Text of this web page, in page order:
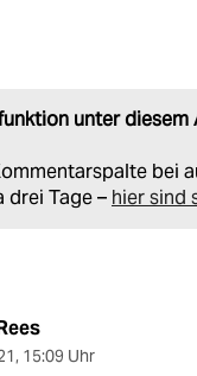
unter diesem
bei
drei Tage – hier sind
, 15:09 Uhr